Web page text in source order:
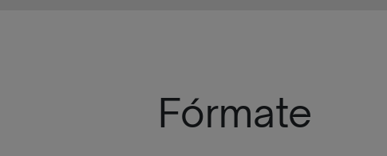
Fórmate